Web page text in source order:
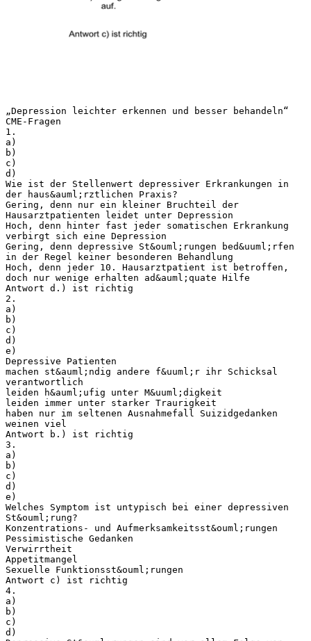
„Depression leichter erkennen und besser behandeln“
CME-Fragen
1.
a)
b)
c)
d)
Wie ist der Stellenwert depressiver Erkrankungen in
der haus&auml;rztlichen Praxis?
Gering, denn nur ein kleiner Bruchteil der
Hausarztpatienten leidet unter Depression
Hoch, denn hinter fast jeder somatischen Erkrankung
verbirgt sich eine Depression
Gering, denn depressive St&ouml;rungen bed&uuml;rfen
in der Regel keiner besonderen Behandlung
Hoch, denn jeder 10. Hausarztpatient ist betroffen,
doch nur wenige erhalten ad&auml;quate Hilfe
Antwort d.) ist richtig
2.
a)
b)
c)
d)
e)
Depressive Patienten
machen st&auml;ndig andere f&uuml;r ihr Schicksal
verantwortlich
leiden h&auml;ufig unter M&uuml;digkeit
leiden immer unter starker Traurigkeit
haben nur im seltenen Ausnahmefall Suizidgedanken
weinen viel
Antwort b.) ist richtig
3.
a)
b)
c)
d)
e)
Welches Symptom ist untypisch bei einer depressiven
St&ouml;rung?
Konzentrations- und Aufmerksamkeitsst&ouml;rungen
Pessimistische Gedanken
Verwirrtheit
Appetitmangel
Sexuelle Funktionsst&ouml;rungen
Antwort c) ist richtig
4.
a)
b)
c)
d)